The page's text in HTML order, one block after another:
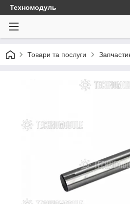
Техномодуль
Товари та послуги